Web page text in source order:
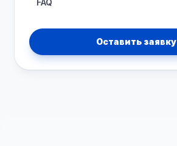
FAQ
Оставить заявку